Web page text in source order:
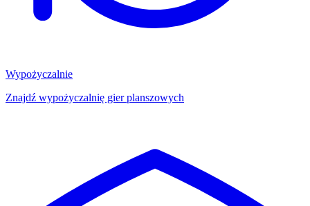
Wypożyczalnie
Znajdź wypożyczalnię gier planszowych